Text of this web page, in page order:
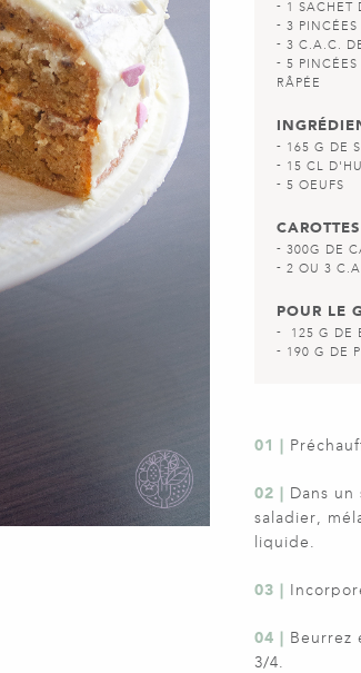
1 SACHET
3 PINCÉES
3 C.A.C.
5
RÂPÉE
165 G DE
15 CL
5 OEUFS
300G DE
2 OU 3
POUR LE
125 G DE
190 G DE
01 |
02 | Dans
saladier,
liquide.
03 |
04 | Beurrez
3/4.